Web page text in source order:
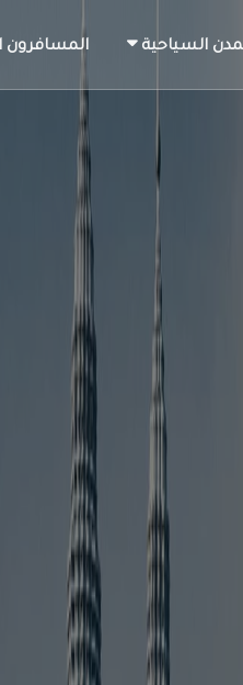
السياحية المسافرون